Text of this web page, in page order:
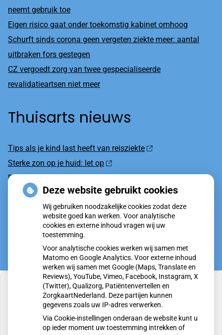
neemt gebruik toe
Eigen risico gaat onder toekomstig kabinet omhoog
Schurft sinds corona geen vergeten ziekte meer: aantal
uitbraken fors gestegen
CZ vergoedt zorg van twee gespecialiseerde
revalidatieartsen niet meer
Thuisarts nieuws
Tips als je kind last heeft van reisziekte
Sterke zon op je huid: let op
Denk je na over een borstvergroting?
Twijfel over gender? Hier vind je hulp
Klachten door de eiken-processierups?
U heeft geen toestemming gegeven voor
externe inhoud die nodig is om dit te zien.
Deze website gebruikt cookies
Wij gebruiken noodzakelijke cookies zodat deze
website goed kan werken. Voor analytische
cookies en externe inhoud vragen wij uw
toestemming.
Voor analytische cookies werken wij samen met
Matomo en Google Analytics. Voor externe inhoud
werken wij samen met Google (Maps, Translate en
Reviews), YouTube, Vimeo, Facebook, Instagram, X
(Twitter), Qualizorg, Patiëntenvertellen en
ZorgkaartNederland. Deze partijen kunnen
gegevens zoals uw IP-adres verwerken.
Via Cookie-instellingen onderaan de website kunt u
op ieder moment uw toestemming intrekken of